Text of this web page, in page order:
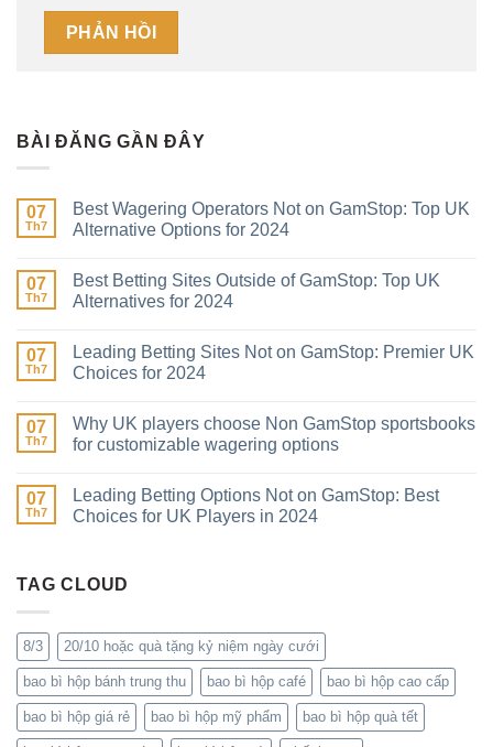
BÀI ĐĂNG GẦN ĐÂY
07
Th7
Best Wagering Operators Not on GamStop: Top UK
Alternative Options for 2024
07
Th7
Best Betting Sites Outside of GamStop: Top UK
Alternatives for 2024
07
Th7
Leading Betting Sites Not on GamStop: Premier UK
Choices for 2024
07
Th7
Why UK players choose Non GamStop sportsbooks
for customizable wagering options
07
Th7
Leading Betting Options Not on GamStop: Best
Choices for UK Players in 2024
TAG CLOUD
8/3 20/10 hoặc quà tặng kỷ niệm ngày cưới
bao bì hộp bánh trung thu bao bì hộp café bao bì hộp cao cấp
bao bì hộp giá rẻ bao bì hộp mỹ phẩm bao bì hộp quà tết